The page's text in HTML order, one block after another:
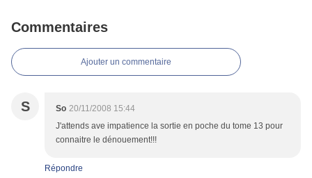
Commentaires
Ajouter un commentaire
S So 20/11/2008 15:44
J'attends ave impatience la sortie en poche du tome 13 pour
connaitre le dénouement!!!
Répondre